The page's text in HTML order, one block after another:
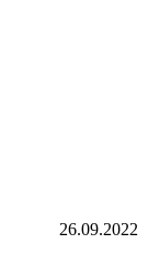
26.09.2022